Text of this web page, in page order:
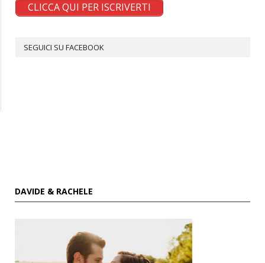
CLICCA QUI PER ISCRIVERTI
SEGUICI SU FACEBOOK
DAVIDE & RACHELE